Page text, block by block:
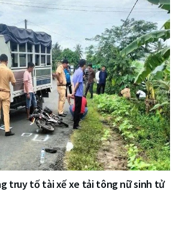
truy tố tài xế xe tải tông nữ sinh tử